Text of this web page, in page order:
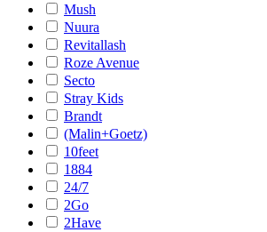
Mush
Nuura
Revitallash
Roze Avenue
Secto
Stray Kids
Brandt
(Malin+Goetz)
10feet
1884
24/7
2Go
2Have